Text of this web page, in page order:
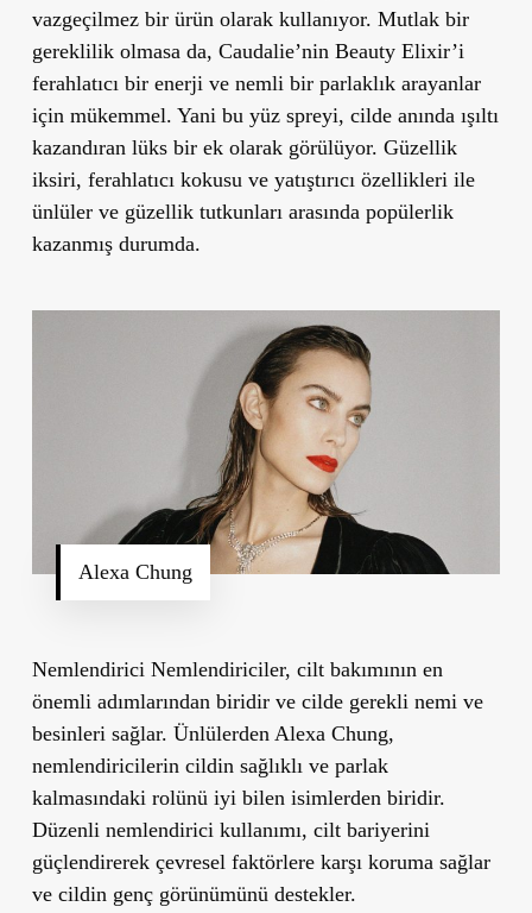
vazgeçilmez bir ürün olarak kullanıyor. Mutlak bir
gereklilik olmasa da, Caudalie’nin Beauty Elixir’i
ferahlatıcı bir enerji ve nemli bir parlaklık arayanlar
için mükemmel. Yani bu yüz spreyi, cilde anında ışıltı
kazandıran lüks bir ek olarak görülüyor. Güzellik
iksiri, ferahlatıcı kokusu ve yatıştırıcı özellikleri ile
ünlüler ve güzellik tutkunları arasında popülerlik
kazanmış durumda.
Alexa Chung
Nemlendirici Nemlendiriciler, cilt bakımının en
önemli adımlarından biridir ve cilde gerekli nemi ve
besinleri sağlar. Ünlülerden Alexa Chung,
nemlendiricilerin cildin sağlıklı ve parlak
kalmasındaki rolünü iyi bilen isimlerden biridir.
Düzenli nemlendirici kullanımı, cilt bariyerini
güçlendirerek çevresel faktörlere karşı koruma sağlar
ve cildin genç görünümünü destekler.